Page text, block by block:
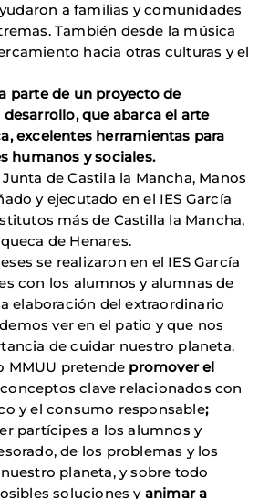
a familias y comunidades
También desde la música
hacia otras culturas y el
parte de un proyecto de
que abarca el arte
excelentes herramientas para
humanos y sociales.
de Castila la Mancha, Manos
y ejecutado en el IES García
más de Castilla la Mancha,
de Henares.
se realizaron en el IES García
con los alumnos y alumnas de
elaboración del extraordinario
ver en el patio y que nos
de cuidar nuestro planeta.
MMUU pretende promover el
clave relacionados con
y el consumo responsable;
partícipes a los alumnos y
de los problemas y los
planeta, y sobre todo
soluciones y animar a